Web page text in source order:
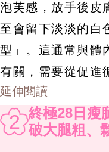
泡芙感，放手後皮
至會留下淡淡的白
型」。這通常與體
有關，需要從促進
延伸閱讀
2 終極28日瘦
破大腿粗、